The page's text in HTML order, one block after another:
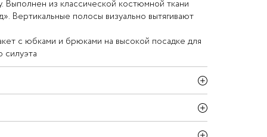
Выполнен из классической костюмной ткани
Вертикальные полосы визуально вытягивают
с юбками и брюками на высокой посадке для
силуэта